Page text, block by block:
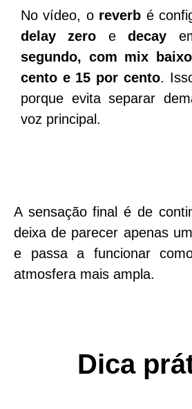
No vídeo, o reverb é
delay zero edecay
segundo, com mix
cento e 15 por cento.
porque evita separar
voz principal.
A sensação final é de
deixa de parecer apenas
e passa a funcionar
atmosfera mais ampla.
Dica